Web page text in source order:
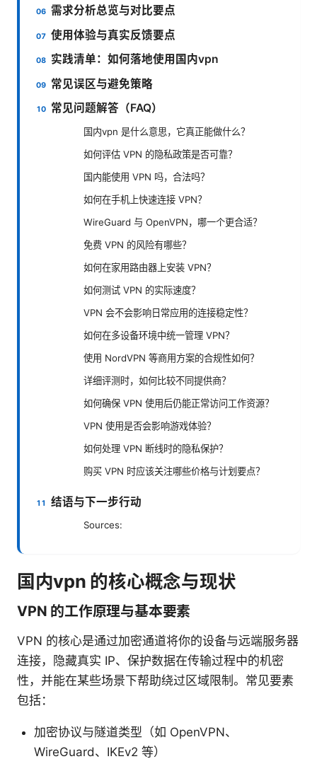
需求分析总览与对比要点
使用体验与真实反馈要点
实践清单：如何落地使用国内vpn
常见误区与避免策略
常见问题解答（FAQ）
国内vpn 是什么意思，它真正能做什么？
如何评估 VPN 的隐私政策是否可靠？
国内能使用 VPN 吗，合法吗？
如何在手机上快速连接 VPN？
WireGuard 与 OpenVPN，哪一个更合适？
免费 VPN 的风险有哪些？
如何在家用路由器上安装 VPN？
如何测试 VPN 的实际速度？
VPN 会不会影响日常应用的连接稳定性？
如何在多设备环境中统一管理 VPN？
使用 NordVPN 等商用方案的合规性如何？
详细评测时，如何比较不同提供商？
如何确保 VPN 使用后仍能正常访问工作资源？
VPN 使用是否会影响游戏体验？
如何处理 VPN 断线时的隐私保护？
购买 VPN 时应该关注哪些价格与计划要点？
结语与下一步行动
Sources:
国内vpn 的核心概念与现状
VPN 的工作原理与基本要素
VPN 的核心是通过加密通道将你的设备与远端服务器
连接，隐藏真实 IP、保护数据在传输过程中的机密
性，并能在某些场景下帮助绕过区域限制。常见要素
包括：
加密协议与隧道类型（如 OpenVPN、
WireGuard、IKEv2 等）